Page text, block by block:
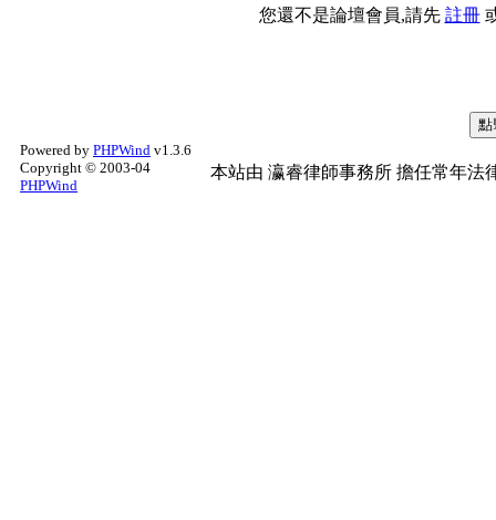
您還不是論壇會員,請先 註冊
Powered by PHPWind v1.3.6
Copyright © 2003-04
PHPWind
本站由 瀛睿律師事務所 擔任常年法